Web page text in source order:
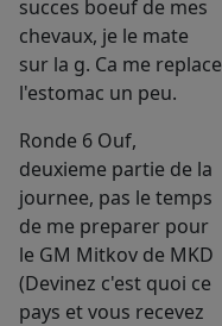
succes boeuf de mes
chevaux, je le mate
sur la g. Ca me replace
l'estomac un peu.
Ronde 6 Ouf,
deuxieme partie de la
journee, pas le temps
de me preparer pour
le GM Mitkov de MKD
(Devinez c'est quoi ce
pays et vous recevez